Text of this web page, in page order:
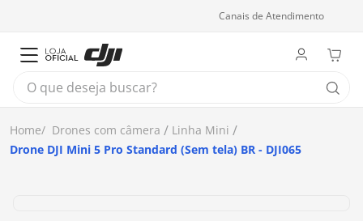
Canais de Atendimento
O que deseja buscar?
Drones com câmera
Linha Mini
Drone DJI Mini 5 Pro Standard (Sem tela) BR - DJI065